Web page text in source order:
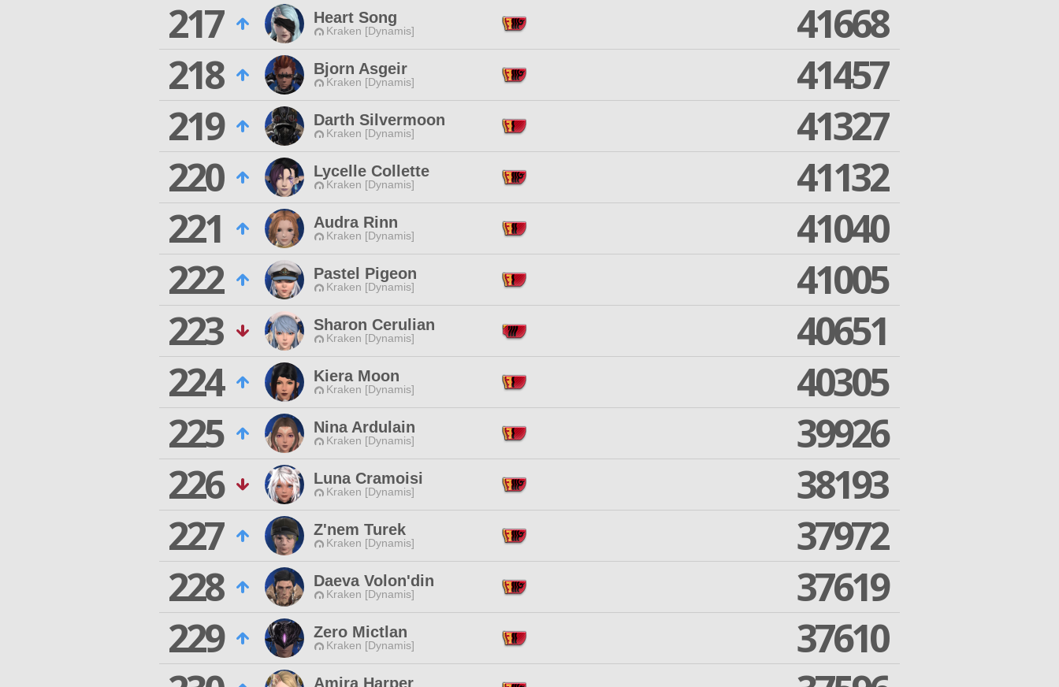
217
Heart Song
Kraken [Dynamis]
41668
218
Bjorn Asgeir
Kraken [Dynamis]
41457
219
Darth Silvermoon
Kraken [Dynamis]
41327
220
Lycelle Collette
Kraken [Dynamis]
41132
221
Audra Rinn
Kraken [Dynamis]
41040
222
Pastel Pigeon
Kraken [Dynamis]
41005
223
Sharon Cerulian
Kraken [Dynamis]
40651
224
Kiera Moon
Kraken [Dynamis]
40305
225
Nina Ardulain
Kraken [Dynamis]
39926
226
Luna Cramoisi
Kraken [Dynamis]
38193
227
Z'nem Turek
Kraken [Dynamis]
37972
228
Daeva Volon'din
Kraken [Dynamis]
37619
229
Zero Mictlan
Kraken [Dynamis]
37610
Amira Harper